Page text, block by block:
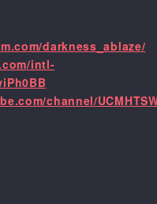
darkness_ablaze/
intl-
channel/